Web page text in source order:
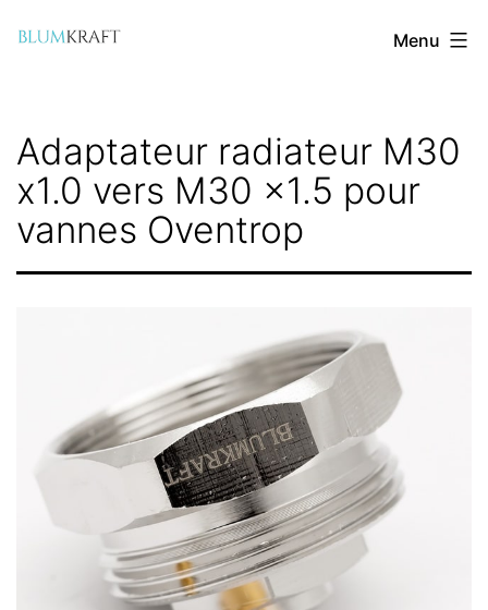
Menu
Adaptateur radiateur M30
x1.0 vers M30 x1.5 pour
vannes Oventrop